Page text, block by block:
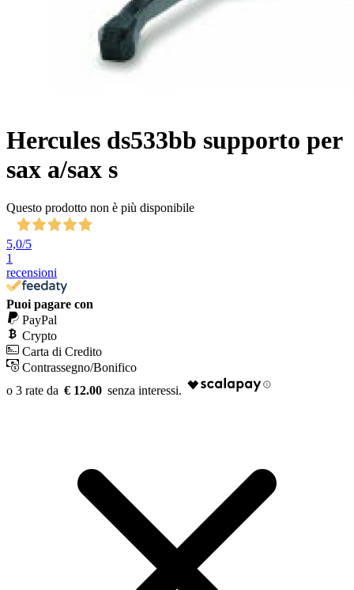
Hercules ds533bb supporto per
sax a/sax s
Questo prodotto non è più disponibile
5,0/5
1
recensioni
Puoi pagare con
PayPal
Crypto
Carta di Credito
Contrassegno/Bonifico
€ 12.00